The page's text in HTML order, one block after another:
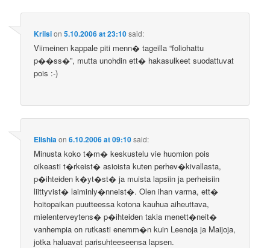
Kriision5.10.2006 at 23:10said:
Viimeinen kappale piti menn� tageilla “foliohattu
p��ss�”, mutta unohdin ett� hakasulkeet suodattuvat
pois :-)
Elishiaon6.10.2006 at 09:10said:
Minusta koko t�m� keskustelu vie huomion pois
oikeasti t�rkeist� asioista kuten perhev�kivallasta,
p�ihteiden k�yt�st� ja muista lapsiin ja perheisiin
liittyvist� laiminly�nneist�. Olen ihan varma, ett�
hoitopaikan puutteessa kotona kauhua aiheuttava,
mielenterveytens� p�ihteiden takia menett�neit�
vanhempia on rutkasti enemm�n kuin Leenoja ja Maijoja,
jotka haluavat parisuhteeseensa lapsen.